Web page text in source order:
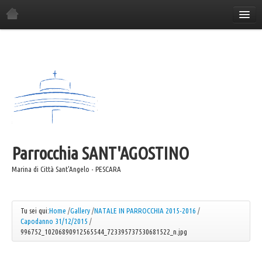
Orario Sante Messe
Gli incontri in parrocchia
Il Consiglio Economico
Il Comitato Festa
I Gruppi Parrocchiali
Azione Cattolica
Coro "Canta e Cammina"
Coro "Mater"
Parrocchia SANT'AGOSTINO
Marina di Città Sant'Angelo - PESCARA
Tu sei qui:Home /Gallery /NATALE IN PARROCCHIA 2015-2016 /
Capodanno 31/12/2015 /
996752_10206890912565544_723395737530681522_n.jpg